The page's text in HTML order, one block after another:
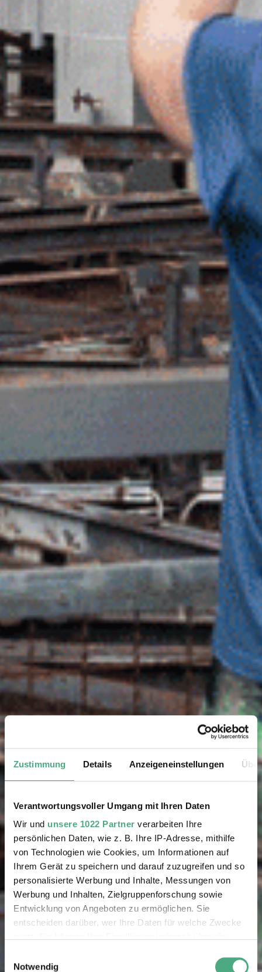
Zustimmung Details Anzeigeneinstellungen
Verantwortungsvoller Umgang mit Ihren Daten
Wir und unsere 1022 Partner verarbeiten Ihre
persönlichen Daten, wie z. B. Ihre IP-Adresse, mithilfe
von Technologien wie Cookies, um Informationen auf
Ihrem Gerät zu speichern und darauf zuzugreifen und so
personalisierte Werbung und Inhalte, Messungen von
Werbung und Inhalten, Zielgruppenforschung sowie
Entwicklung von Angeboten zu ermöglichen. Sie
entscheiden darüber, wer Ihre Daten für welche Zwecke
Trigger Symbol ändern oder widerrufen
Notwendig